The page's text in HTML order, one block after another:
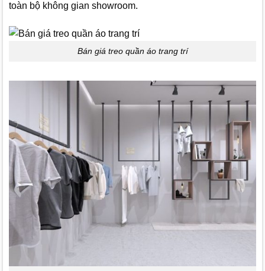
toàn bộ không gian showroom.
Bán giá treo quần áo trang trí